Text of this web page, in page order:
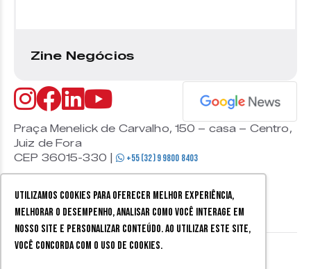
Utilizamos cookies para oferecer melhor experiência,
melhorar o desempenho, analisar como você interage em
nosso site e personalizar conteúdo. Ao utilizar este site,
você concorda com o uso de cookies.
Zine Negócios
Praça Menelick de Carvalho, 150 – casa – Centro,
Juiz de Fora
CEP 36015-330 |
+55 (32) 9 9800 8403